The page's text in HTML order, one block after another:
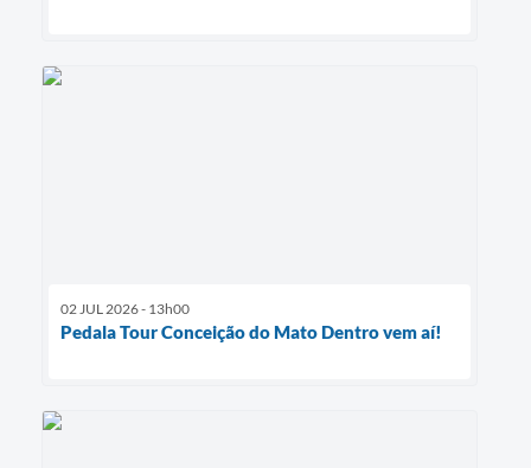
02 JUL 2026 - 13h00
Pedala Tour Conceição do Mato Dentro vem aí!